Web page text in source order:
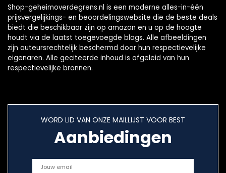
Shop-geheimoverdegrens.nl is een moderne alles-in-één
prijsvergelijkings- en beoordelingswebsite die de beste deals
biedt die beschikbaar zijn op amazon en u op de hoogte
houdt via de laatst toegevoegde blogs. Alle afbeeldingen
zijn auteursrechtelijk beschermd door hun respectievelijke
eigenaren. Alle geciteerde inhoud is afgeleid van hun
respectievelijke bronnen.
WORD LID VAN ONZE MAILLIJST VOOR BEST
Aanbiedingen